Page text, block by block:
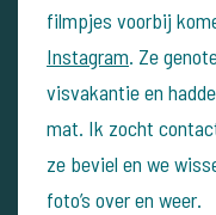
filmpjes voorbij
Instagram. Ze
visvakantie en
mat. Ik zocht
ze beviel en we
foto’s over en weer.